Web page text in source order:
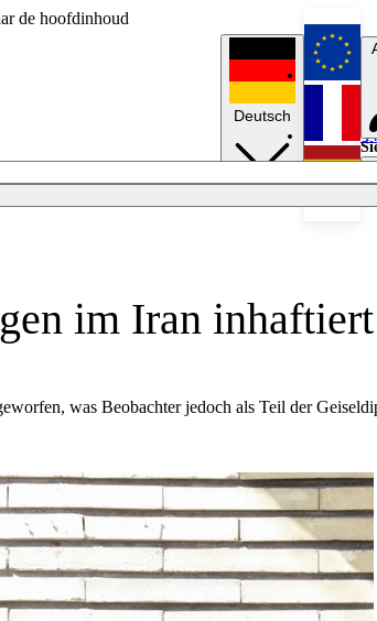
de hoofdinhoud
Deutsch
im Iran inhaftiert
was Beobachter jedoch als Teil der